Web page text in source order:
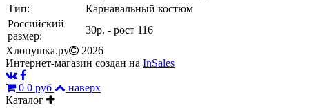
Тип:
Карнавальный костюм
Российский
размер:
30р. - рост 116
Хлопушка.ру
2026
Интернет-магазин создан на InSales
0 0 руб
наверх
Каталог